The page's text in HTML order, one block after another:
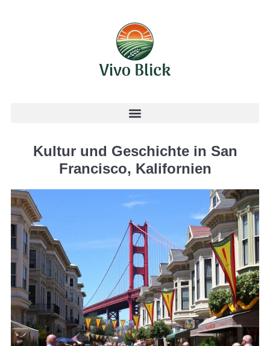
Kultur und Geschichte in San
Francisco, Kalifornien